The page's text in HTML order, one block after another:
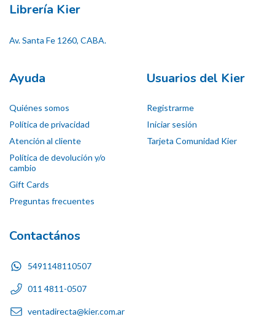
Librería Kier
Av. Santa Fe 1260, CABA.
Ayuda
Quiénes somos
Política de privacidad
Atención al cliente
Política de devolución y/o
cambio
Gift Cards
Preguntas frecuentes
Usuarios del Kier
Registrarme
Iniciar sesión
Tarjeta Comunidad Kier
Contactános
5491148110507
011 4811-0507
ventadirecta@kier.com.ar